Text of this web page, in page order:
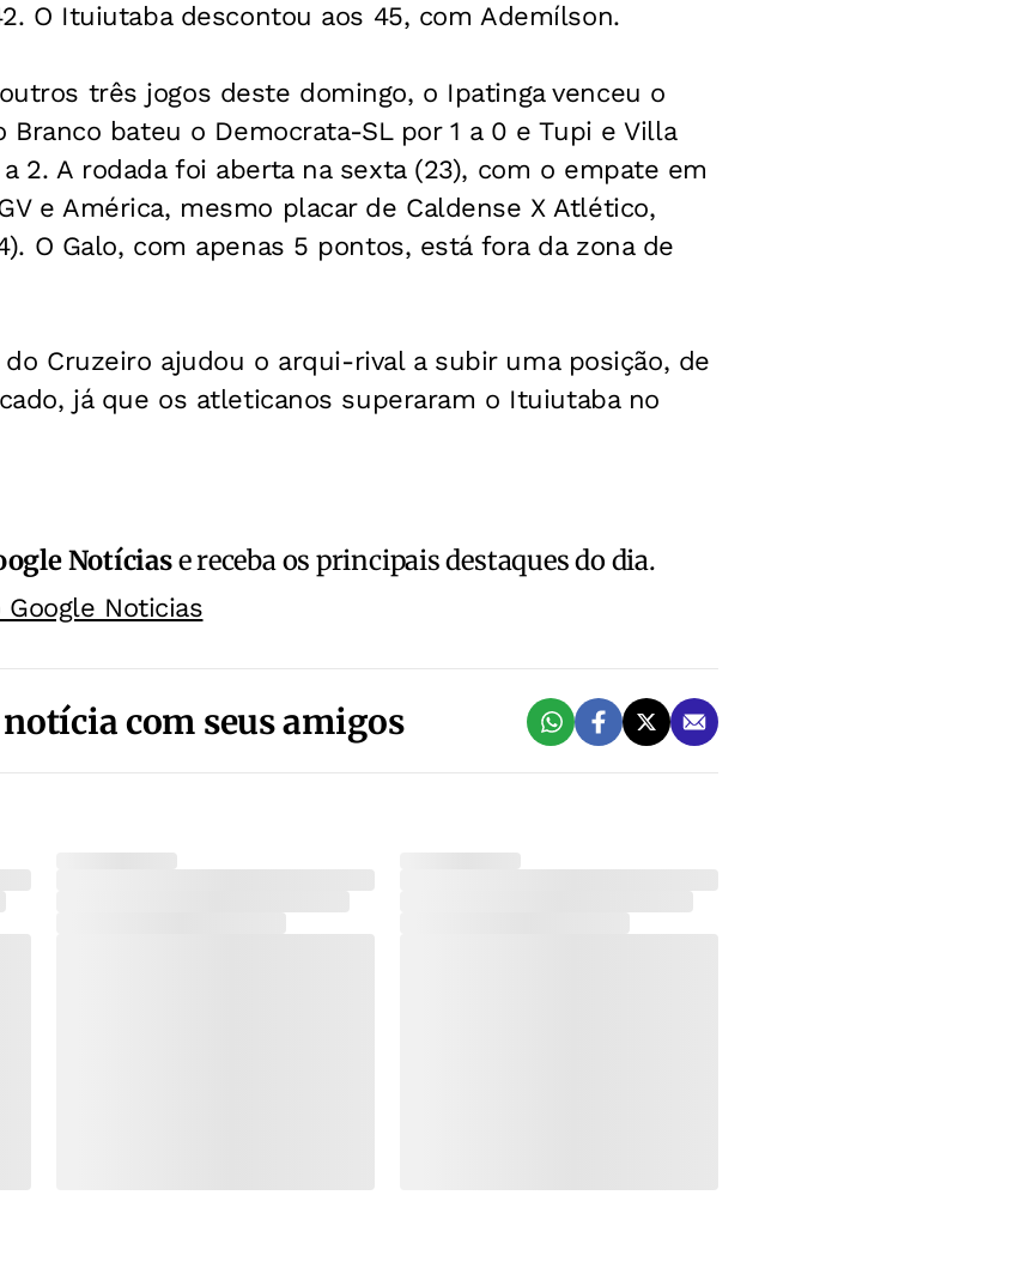
O Ituiutaba descontou aos 45, com Ademílson.
outros três jogos deste domingo, o Ipatinga venceu o
Branco bateu o Democrata-SL por 1 a 0 e Tupi e Villa
2. A rodada foi aberta na sexta (23), com o empate em
e América, mesmo placar de Caldense X Atlético,
O Galo, com apenas 5 pontos, está fora da zona de
Cruzeiro ajudou o arqui-rival a subir uma posição, de
já que os atleticanos superaram o Ituiutaba no
Notíciase receba os principais destaques do dia.
Google Noticias
com seus amigos